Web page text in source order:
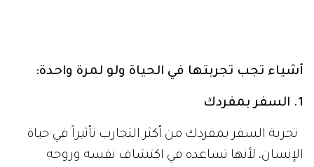
أشياء تجب تجربتها في الحياة ولو لمرة واحدة:
1. السفر بمفردك
تجربة السفر بمفردك من أكثر التجارب تأثيراً في حياة
الإنسان، لأنها تساعده في اكتشاف نفسه وروحه